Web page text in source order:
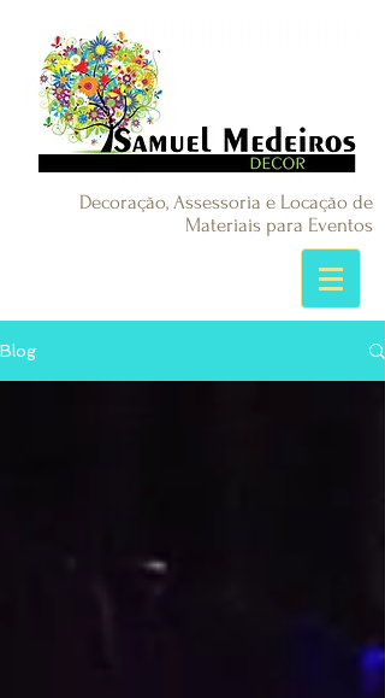
Decoração, Assessoria e Locação de
Materiais para Eventos
Blog